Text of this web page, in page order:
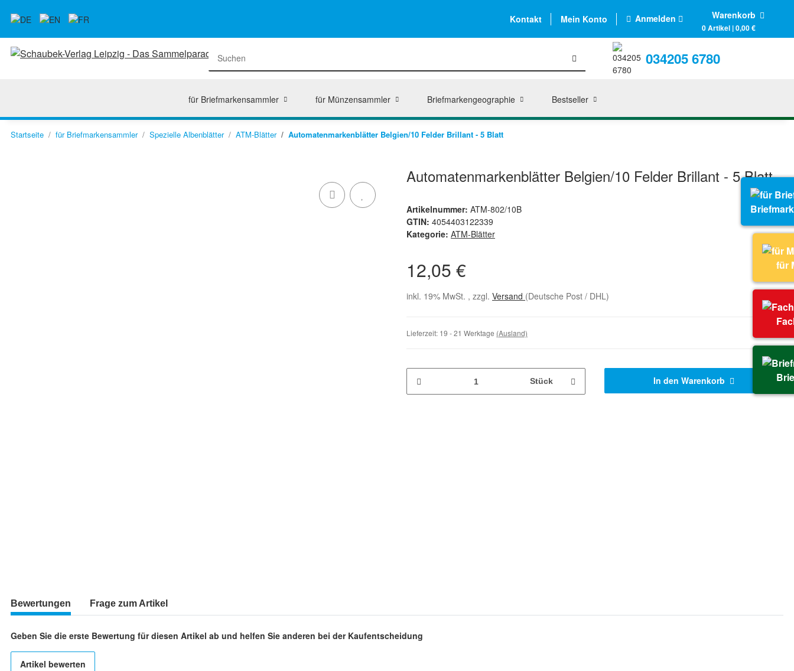
Kontakt Mein Konto Anmelden Warenkorb
0 Artikel | 0,00 €
034205 6780
für Briefmarkensammler für Münzensammler Briefmarkengeographie Bestseller
Startseite für Briefmarkensammler Spezielle Albenblätter ATM-Blätter Automatenmarkenblätter Belgien/10 Felder Brillant - 5 Blatt
Automatenmarkenblätter Belgien/10 Felder Brillant - 5 Blatt
Artikelnummer: ATM-802/10B
GTIN: 4054403122339
Kategorie: ATM-Blätter
12,05 €
inkl. 19% MwSt. , zzgl. Versand (Deutsche Post / DHL)
Lieferzeit: 19 - 21 Werktage (Ausland)
Stück In den Warenkorb
Bewertungen Frage zum Artikel
Geben Sie die erste Bewertung für diesen Artikel ab und helfen Sie anderen bei der Kaufentscheidung
Artikel bewerten
für